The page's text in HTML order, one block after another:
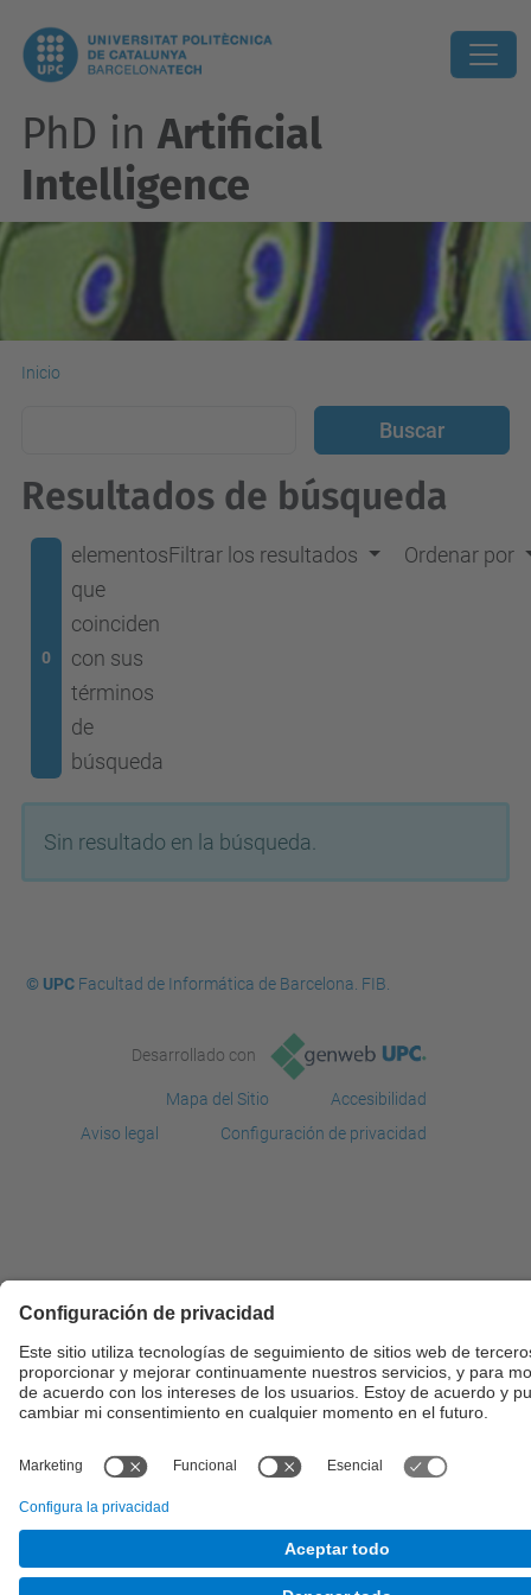
PhD in Artificial
Intelligence
Inicio
Resultados de búsqueda
0
elementos
que
coinciden
con sus
términos
de
búsqueda
Filtrar los resultados Ordenar por
Sin resultado en la búsqueda.
© UPCFacultad de Informática de Barcelona. FIB.
Desarrollado con
Mapa del Sitio
Accesibilidad
Aviso legal
Configuración de privacidad